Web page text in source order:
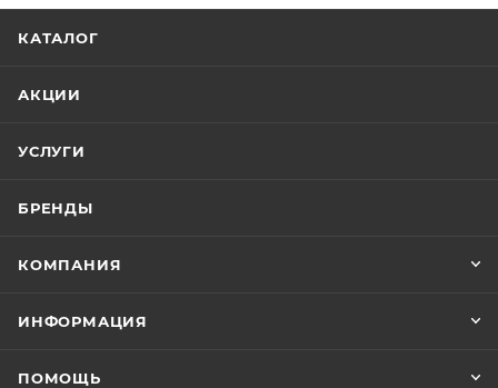
КАТАЛОГ
АКЦИИ
УСЛУГИ
БРЕНДЫ
КОМПАНИЯ
ИНФОРМАЦИЯ
ПОМОЩЬ